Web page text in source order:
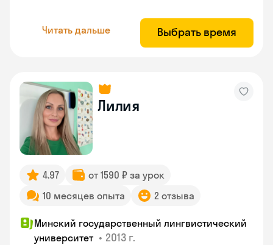
Читать дальше Выбрать время
Лилия
4.97
от 1590 ₽ за урок
10 месяцев опыта
2 отзыва
Минский государственный лингвистический
университет • 2013 г.